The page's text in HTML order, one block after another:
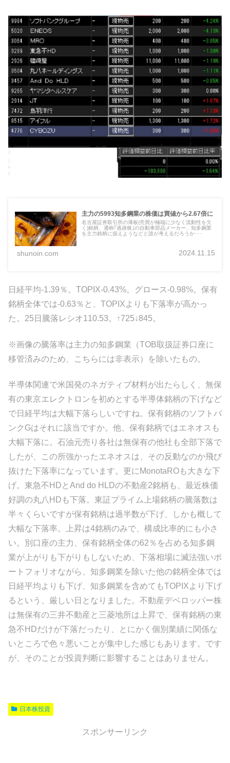
主力の5993知多鋼業の株価は買値から2.67倍に
名古屋証券取引所の薄板(売買が極端に少なく流動性を欠
く)銘柄、通称｢過疎株｣の自動車部品メーカー、知多鋼業
を主力銘柄に据えようなどと誰が考えるだろうか･･･
shunoin.com 2024.11.15
日経平均-1.39％。TOPIX-0.43%。グロース-0.98%。保有
銘柄全体では-0.63％と、TOPIXよりも下落率が高かっ
た。25日騰落レシオ110.53。↑725↓845。
※画像の騰落率は主力の知多鋼業（TOB取扱証券口座に
移管済みのため、こちらには非表示）を除いたもの。
半導体関連で米国発のネガティブ材料が出たらしく、無保
有の東京エレクトロンを初めとする半導体銘柄の下げなど
で日経平均は大幅下落らしいですね。保有銘柄のソフトバ
ンクGはそれに該当ですか。他、保有銘柄ではエネオスも
大幅下落に。石油元売り各社は無保有の他社も全部下落で
したが、この所強かったエネオスは、その反動なのか飛び
抜けた下落率になっています。更にMonotaROも大きな下
げ。東急不HDとAnd do HLDの不動産2銘柄も、最近株価
好調の丸八HDも下落。東証プライム上場銘柄の騰落数は
半々くらいですが保有銘柄は過半数が下げ、しかも概して
大幅な下落率。上昇は4銘柄のみで、構成比率的にも小さ
い。別口座の主力、保有銘柄全体の62％を占める知多鋼
業が上がりも下がりもしないため、下落相場に滅法強いポ
ートフォリオながら、知多鋼業を除いた他の銘柄全体では
日経平均よりも下げ、知多鋼業を含めてもTOPIXより下げ
るという、厳しい日となりました。不動産デベロッパー株
は無保有の三井不動産と三菱地所は上昇で、保有銘柄の東
急不HDだけが下落だったり、とにかく個別業績に関係な
いところで色々悪いことが集中した感じもあります。です
が、そのことが投資判断に影響することはありません。
日本株投資
スポンサーリンク